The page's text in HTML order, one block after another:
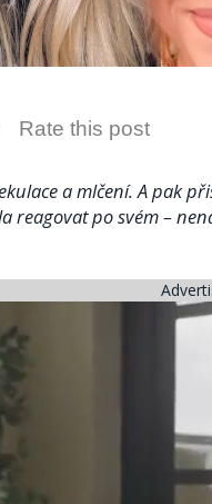
Rate this post
a mlčení. A pak
reagovat po svém –